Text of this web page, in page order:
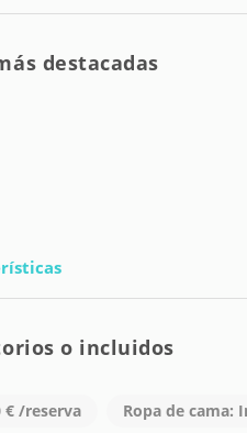
destacadas
o incluidos
€ /reserva Ropa de cama: